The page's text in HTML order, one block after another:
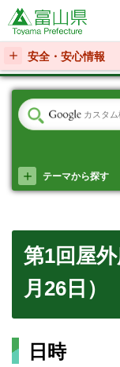
富山県
安全・安心情報
テーマから探す
第1回屋
月26日）
日時